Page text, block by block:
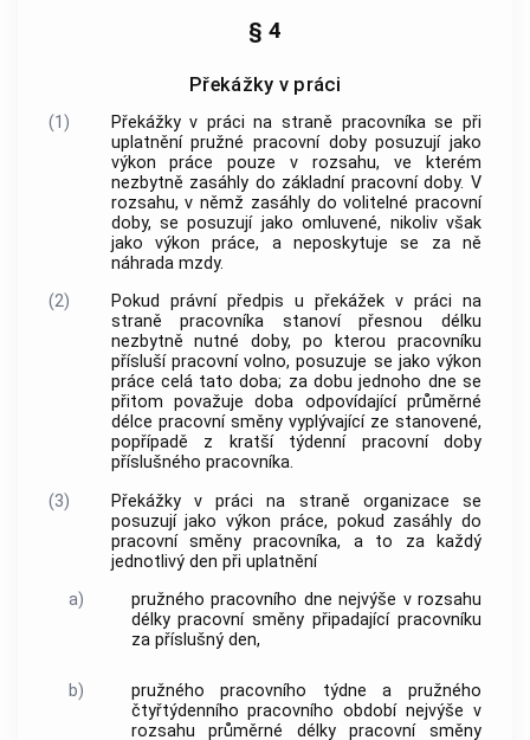
§ 4
Překážky v práci
(1)
Překážky v práci na straně pracovníka se při
uplatnění pružné pracovní doby posuzují jako
výkon práce pouze v rozsahu, ve kterém
nezbytně zasáhly do základní pracovní doby. V
rozsahu, v němž zasáhly do volitelné pracovní
doby, se posuzují jako omluvené, nikoliv však
jako výkon práce, a neposkytuje se za ně
náhrada mzdy.
(2)
Pokud právní předpis u překážek v práci na
straně pracovníka stanoví přesnou délku
nezbytně nutné doby, po kterou pracovníku
přísluší pracovní volno, posuzuje se jako výkon
práce celá tato doba; za dobu jednoho dne se
přitom považuje doba odpovídající průměrné
délce pracovní směny vyplývající ze stanovené,
popřípadě z kratší týdenní pracovní doby
příslušného pracovníka.
(3)
Překážky v práci na straně organizace se
posuzují jako výkon práce, pokud zasáhly do
pracovní směny pracovníka, a to za každý
jednotlivý den při uplatnění
a)
pružného pracovního dne nejvýše v rozsahu
délky pracovní směny připadající pracovníku
za příslušný den,
b)
pružného pracovního týdne a pružného
čtyřtýdenního pracovního období nejvýše v
rozsahu průměrné délky pracovní směny